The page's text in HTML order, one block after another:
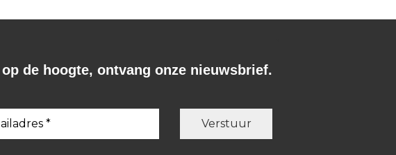
de hoogte, ontvang onze nieuwsbrief.